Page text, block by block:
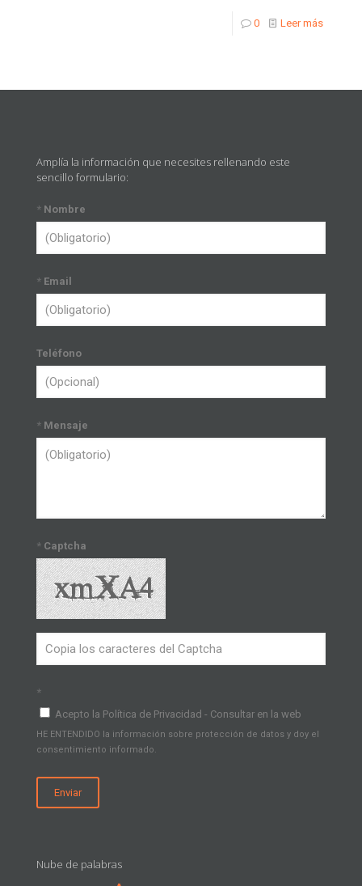
0 Leer más
Amplía la información que necesites rellenando este
sencillo formulario:
* Nombre
* Email
Teléfono
* Mensaje
* Captcha
*
Acepto la Política de Privacidad - Consultar en la web
HE ENTENDIDO la información sobre protección de datos y doy el
consentimiento informado.
Nube de palabras